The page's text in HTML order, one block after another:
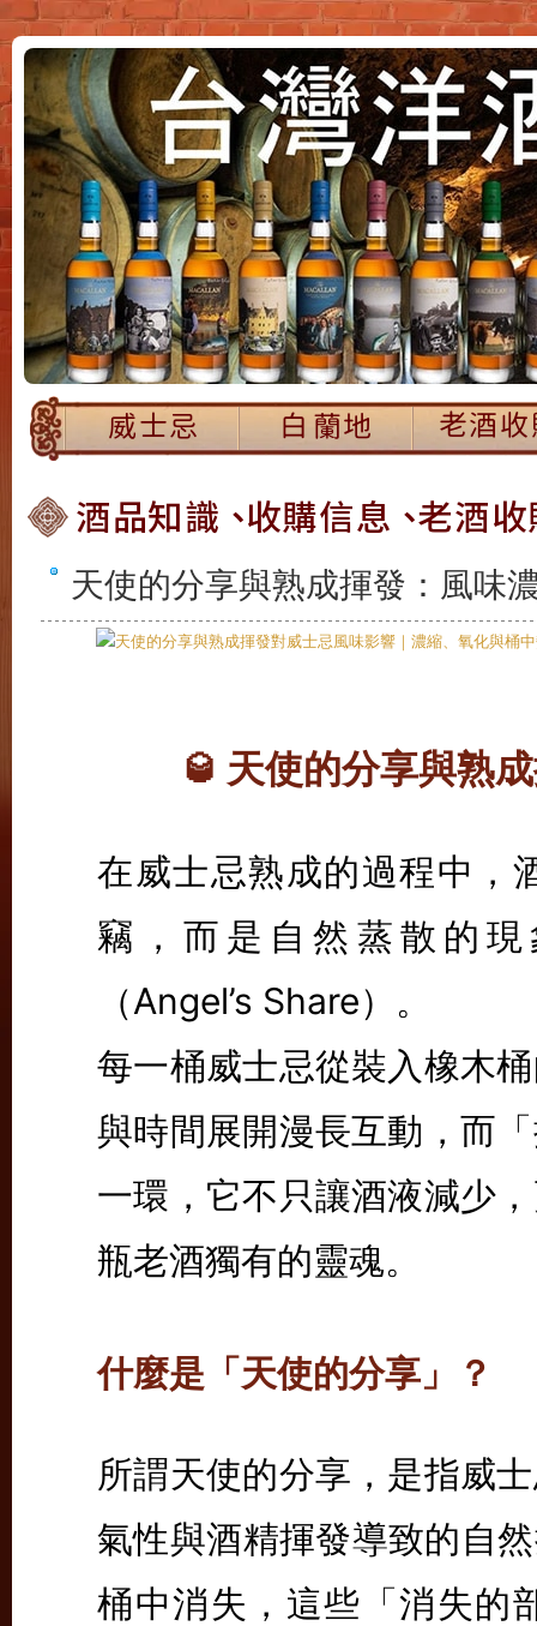
天使的分享與熟成揮發：風味
🥃 天使的分享與熟
在威士忌熟成的過程中，
竊，而是自然蒸散的
（Angel’s Share）。
每一桶威士忌從裝入橡木
與時間展開漫長互動，而
一環，它不只讓酒液減少
瓶老酒獨有的靈魂。
什麼是「天使的分享」？
所謂天使的分享，是指威
氣性與酒精揮發導致的自
桶中消失，這些「消失的